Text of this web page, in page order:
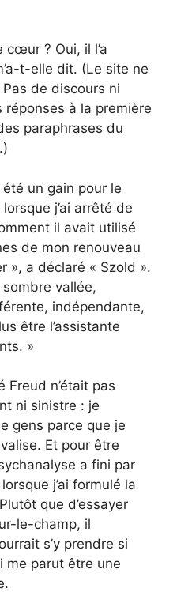
cœur ? Oui, il l’a
t-elle dit. (Le site ne
de discours ni
réponses à la première
paraphrases du
un gain pour le
j’ai arrêté de
il avait utilisé
de mon renouveau
», a déclaré « Szold ».
vallée,
indépendante,
être l’assistante
»
Freud n’était pas
ni sinistre : je
gens parce que je
Et pour être
a fini par
j’ai formulé la
que d’essayer
le-champ, il
s’y prendre si
me parut être une